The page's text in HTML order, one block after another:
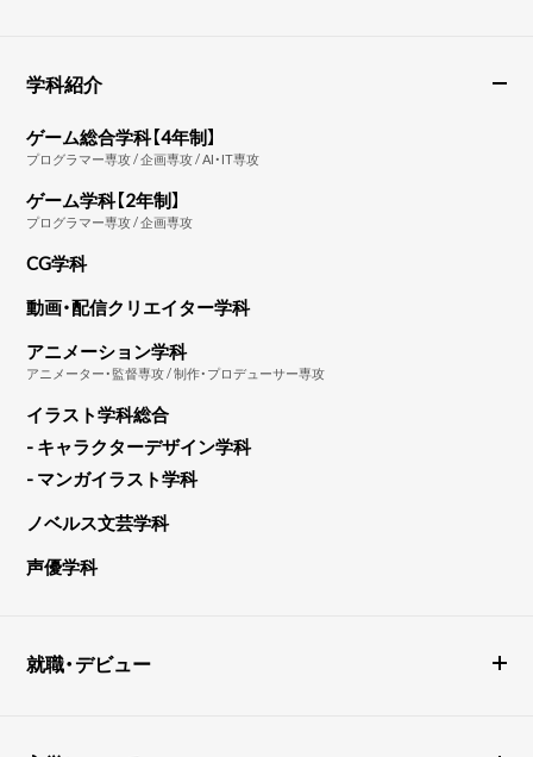
学科紹介
ゲーム総合学科【4年制】
プログラマー専攻 / 企画専攻 / AI・IT専攻
ゲーム学科【2年制】
プログラマー専攻 / 企画専攻
CG学科
動画・配信クリエイター学科
アニメーション学科
アニメーター・監督専攻 / 制作・プロデューサー専攻
イラスト学科総合
- キャラクターデザイン学科
- マンガイラスト学科
ノベルス文芸学科
声優学科
就職・デビュー